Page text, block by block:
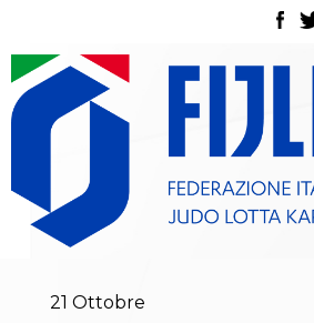
La Federazione
Tesseramento
Contatti
Norme e modulistica
Classifica Società Sportive
tesserati
21 Ottobre